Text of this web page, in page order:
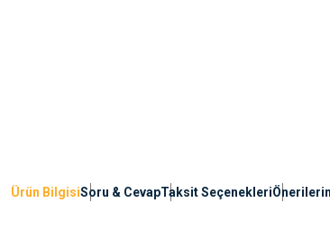
Ürün BilgisiSoru & CevapTaksit Seçenekleri